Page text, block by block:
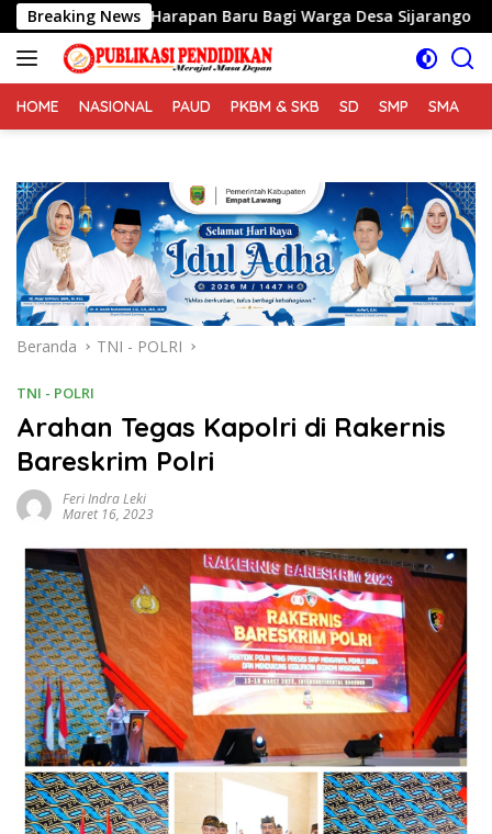
Langsung
ke
konten
Breaking News
Harapan Baru Bagi Warga Desa Sijarango 2 Dari
HOME NASIONAL PAUD PKBM & SKB SD SMP SMA
Beranda TNI - POLRI
TNI - POLRI
Arahan Tegas Kapolri di Rakernis
Bareskrim Polri
Feri Indra Leki
Maret 16, 2023